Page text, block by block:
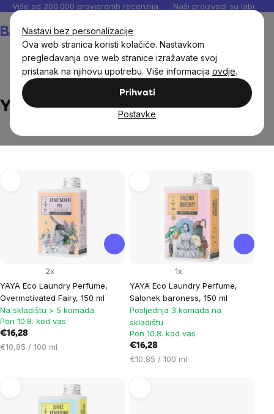
Nastavi bez personalizacije
Ova web stranica koristi kolačiće. Nastavkom
pregledavanja ove web stranice izražavate svoj
pristanak na njihovu upotrebu. Više informacija ovdje.
Prihvati
Postavke
Preskoči
sadržaj
Više od 200.000 provjerenih recenzija Naši proizvodi su
YAYA
products
YAYA Eco Laundry Perfume,
Overmotivated Fairy, 150 ml
2x
Na skladištu > 5 komada
Pon 10.8. kod vas
€16,28
Cijena
€10,85 / 100 ml
YAYA Eco Laundry Perfume,
Salonek baroness, 150 ml
1x
Posljednja 3 komada na
skladištu
Pon 10.8. kod vas
€16,28
Cijena
€10,85 / 100 ml